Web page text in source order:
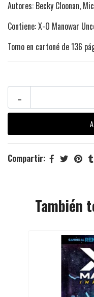
Autores: Becky Cloonan,
Contiene: X-O Manowar
Tomo en cartoné de 136
-
Compartir:
También